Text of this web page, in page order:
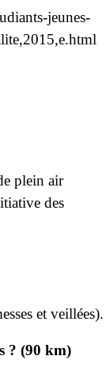
jeunes-
plein air
des
et veillées).
? (90 km)